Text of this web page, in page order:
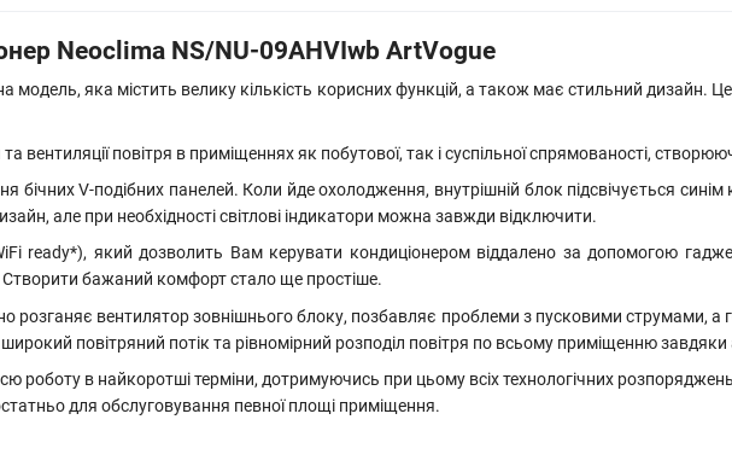
Neoclima NS/NU-09AHVIwb ArtVogue
модель, яка містить велику кількість корисних функцій, а також має стильний дизайн.
вентиляції повітря в приміщеннях як побутової, так і суспільної спрямованості,
бічних V-подібних панелей. Коли йде охолодження, внутрішній блок підсвічується
але при необхідності світлові індикатори можна завжди відключити.
ready*), який дозволить Вам керувати кондиціонером віддалено за допомогою
Створити бажаний комфорт стало ще простіше.
вентилятор зовнішнього блоку, позбавляє проблеми з пусковими струмами, а
повітряний потік та рівномірний розподіл повітря по всьому приміщенню
роботу в найкоротші терміни, дотримуючись при цьому всіх технологічних
для обслуговування певної площі приміщення.